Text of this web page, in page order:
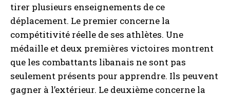
tirer plusieurs enseignements de ce
déplacement. Le premier concerne la
compétitivité réelle de ses athlètes. Une
médaille et deux premières victoires montrent
que les combattants libanais ne sont pas
seulement présents pour apprendre. Ils peuvent
gagner à l’extérieur. Le deuxième concerne la